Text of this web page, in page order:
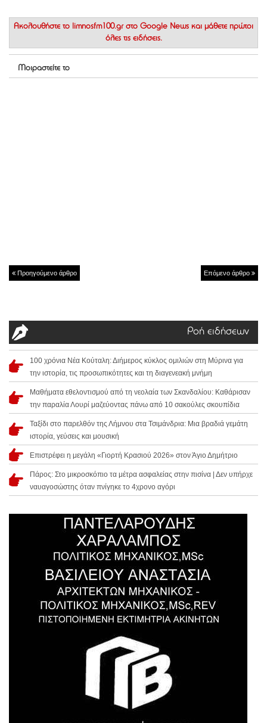
Ακολουθήστε το limnosfm100.gr στο Google News και μάθετε πρώτοι
όλες τις ειδήσεις.
Μοιραστείτε το
Προηγούμενο άρθρο Επόμενο άρθρο
Ροή ειδήσεων
100 χρόνια Νέα Κούταλη: Διήμερος κύκλος ομιλιών στη Μύρινα για
την ιστορία, τις προσωπικότητες και τη διαγενεακή μνήμη
Μαθήματα εθελοντισμού από τη νεολαία των Σκανδαλίου: Καθάρισαν
την παραλία Λουρί μαζεύοντας πάνω από 10 σακούλες σκουπίδια
Ταξίδι στο παρελθόν της Λήμνου στα Τσιμάνδρια: Μια βραδιά γεμάτη
ιστορία, γεύσεις και μουσική
Επιστρέφει η μεγάλη «Γιορτή Κρασιού 2026» στον Άγιο Δημήτριο
Πάρος: Στο μικροσκόπιο τα μέτρα ασφαλείας στην πισίνα | Δεν υπήρχε
ναυαγοσώστης όταν πνίγηκε το 4χρονο αγόρι